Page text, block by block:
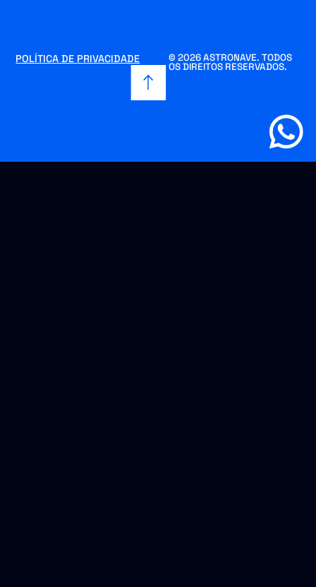
© 2026 ASTRONAVE. TODOS
OS DIREITOS RESERVADOS.
POLÍTICA DE PRIVACIDADE